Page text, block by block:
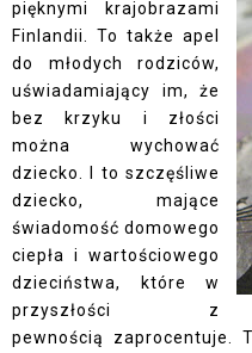
pięknymi krajobrazami
Finlandii. To także apel
do młodych rodziców,
uświadamiający im, że
bez krzyku i złości
można wychować
dziecko. I to szczęśliwe
dziecko, mające
świadomość domowego
ciepła i wartościowego
dzieciństwa, które w
przyszłości z
pewnością zaprocentuje.